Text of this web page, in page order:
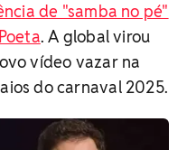
de "samba no pé"
. A global virou
vídeo vazar na
do carnaval 2025.